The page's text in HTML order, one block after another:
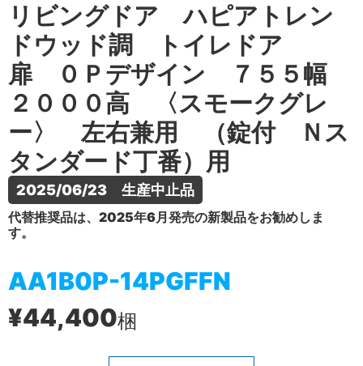
リビングドア ハピアトレン
ドウッド調 トイレドア
扉 ０Ｐデザイン ７５５幅
２０００高 〈スモークグレ
ー〉 左右兼用 （錠付 Ｎス
タンダード丁番）用
2025/06/23　生産中止品
代替推奨品は、2025年6月発売の新製品をお勧めしま
す。
AA1B0P-14PGFFN
¥44,400梱